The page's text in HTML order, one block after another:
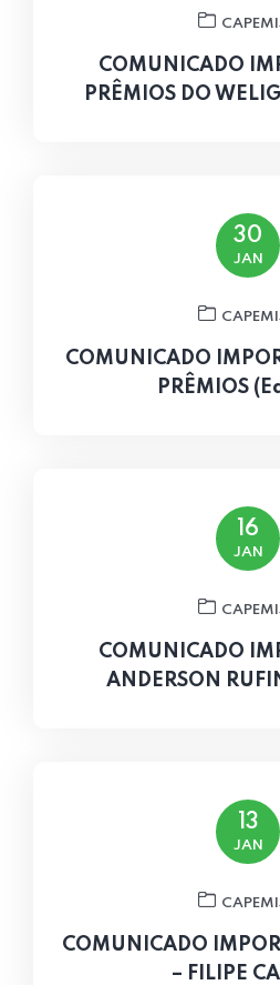
COMUNICADO
PRÊMIOS DO
30
JAN
COMUNICADO
PRÊMIOS
16
JAN
COMUNICADO
ANDERSON
13
JAN
COMUNICADO
– FILIPE